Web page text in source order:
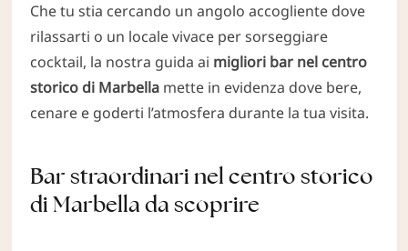
Che tu stia cercando un angolo accogliente dove
rilassarti o un locale vivace per sorseggiare
cocktail, la nostra guida ai migliori bar nel centro
storico di Marbellamette in evidenza dove bere,
cenare e goderti l’atmosfera durante la tua visita.
Bar straordinari nel centro storico
di Marbella da scoprire